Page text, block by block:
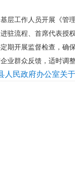
层工作人员开展《管
驻流程、首席代表
期开展监督检查，
业群众反馈，适时
人民政府办公室关